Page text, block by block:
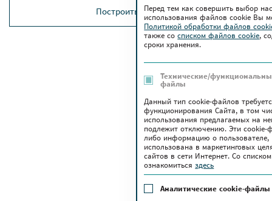
Построить маршрутПеред тем как совершить выбор
использования файлов сookie Вы
Политикой обработки файлов
также coсписком файлов cookie,
сроки хранения.
Технические/
файлы
Данный тип cookie-файлов
функционирования Сайта, в том
использования предлагаемых на
подлежит отключению. Эти
либо информацию о пользователе,
использована в маркетинговых
сайтов в сети Интернет. Со
ознакомитьсяздесь
Аналитические cookie-файлы